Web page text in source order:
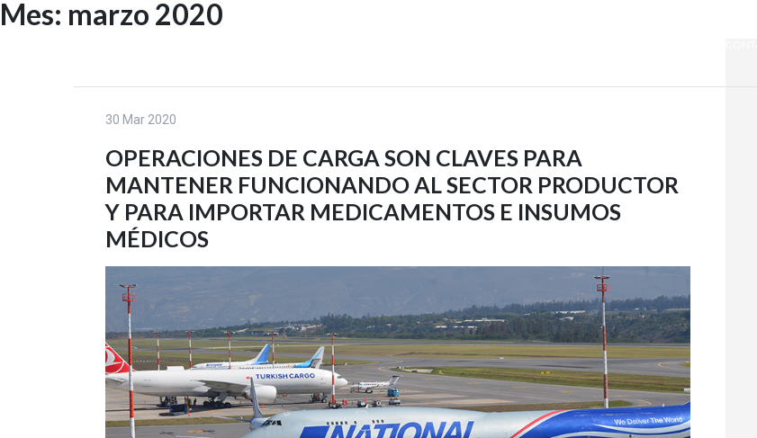
Skip
toMes: marzo 2020
30 Mar 2020
OPERACIONES DE CARGA SON CLAVES PARA
MANTENER FUNCIONANDO AL SECTOR PRODUCTOR
Y PARA IMPORTAR MEDICAMENTOS E INSUMOS
MÉDICOS